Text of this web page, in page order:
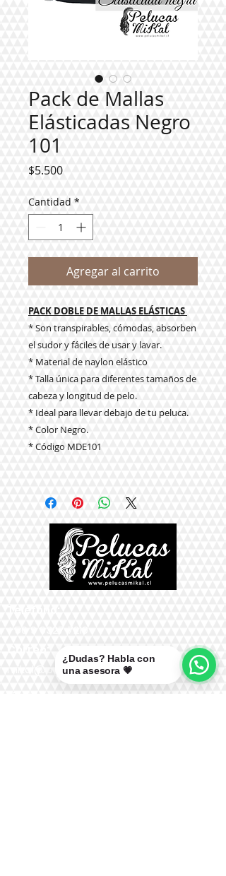
Pack de Mallas
Elásticadas Negro
101
$5.500Precio
Cantidad *
Agregar al carrito
PACK DOBLE DE MALLAS ELÁSTICAS
* Son transpirables, cómodas, absorben
el sudor y fáciles de usar y lavar.
* Material de naylon elástico
* Talla única para diferentes tamaños de
cabeza y longitud de pelo.
* Ideal para llevar debajo de tu peluca.
* Color Negro.
* Código MDE101
mikal@pelucasmikal.cl
*Políticas de Envío
¿Dudas? Habla con
una asesora 💗